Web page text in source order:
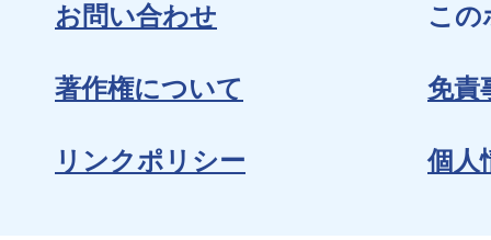
お問い合わせ この
著作権について 免責
リンクポリシー 個人